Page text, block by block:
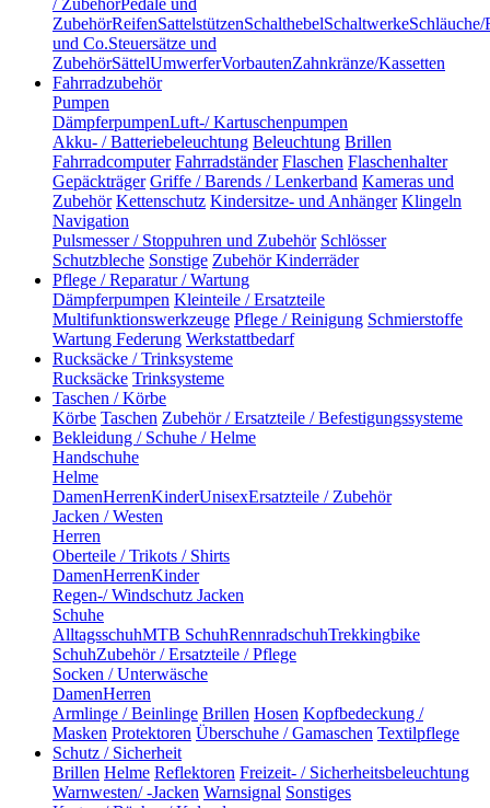
/ ZubehörPedale und
ZubehörReifenSattelstützenSchalthebelSchaltwerkeSchläuche/
und Co.Steuersätze und
ZubehörSättelUmwerferVorbautenZahnkränze/Kassetten
Fahrradzubehör
Pumpen
DämpferpumpenLuft-/ Kartuschenpumpen
Akku- / Batteriebeleuchtung Beleuchtung Brillen
Fahrradcomputer Fahrradständer Flaschen Flaschenhalter
Gepäckträger Griffe / Barends / Lenkerband Kameras und
Zubehör Kettenschutz Kindersitze- und Anhänger Klingeln
Navigation
Pulsmesser / Stoppuhren und Zubehör Schlösser
Schutzbleche Sonstige Zubehör Kinderräder
Pflege / Reparatur / Wartung
Dämpferpumpen Kleinteile / Ersatzteile
Multifunktionswerkzeuge Pflege / Reinigung Schmierstoffe
Wartung Federung Werkstattbedarf
Rucksäcke / Trinksysteme
Rucksäcke Trinksysteme
Taschen / Körbe
Körbe Taschen Zubehör / Ersatzteile / Befestigungssysteme
Bekleidung / Schuhe / Helme
Handschuhe
Helme
DamenHerrenKinderUnisexErsatzteile / Zubehör
Jacken / Westen
Herren
Oberteile / Trikots / Shirts
DamenHerrenKinder
Regen-/ Windschutz Jacken
Schuhe
AlltagsschuhMTB SchuhRennradschuhTrekkingbike
SchuhZubehör / Ersatzteile / Pflege
Socken / Unterwäsche
DamenHerren
Armlinge / Beinlinge Brillen Hosen Kopfbedeckung /
Masken Protektoren Überschuhe / Gamaschen Textilpflege
Schutz / Sicherheit
Brillen Helme Reflektoren Freizeit- / Sicherheitsbeleuchtung
Warnwesten/ -Jacken Warnsignal Sonstiges